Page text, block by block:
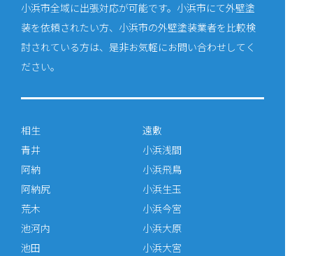
小浜市全域に出張対応が可能です。小浜市にて外壁塗
装を依頼されたい方、小浜市の外壁塗装業者を比較検
討されている方は、是非お気軽にお問い合わせしてく
ださい。
相生
青井
阿納
阿納尻
荒木
池河内
池田
遠敷
小浜浅間
小浜飛鳥
小浜生玉
小浜今宮
小浜大原
小浜大宮